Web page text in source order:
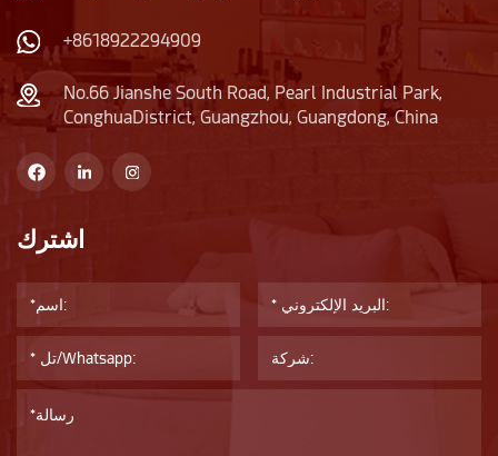
+8618922294909
No.66 Jianshe South Road, Pearl Industrial Park,
ConghuaDistrict, Guangzhou, Guangdong, China
اشترك